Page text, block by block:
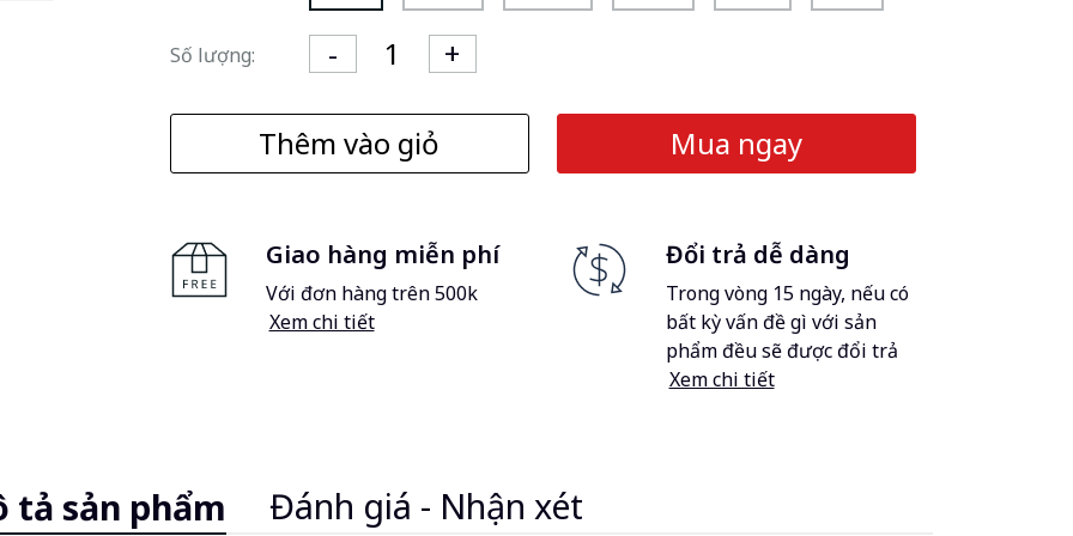
Số lượng:
Thêm vào giỏ Mua ngay
Giao hàng miễn phí
Với đơn hàng trên 500k
Xem chi tiết
Đổi trả dễ dàng
Trong vòng 15 ngày, nếu có
bất kỳ vấn đề gì với sản
phẩm đều sẽ được đổi trả
Xem chi tiết
tả sản phẩm Đánh giá - Nhận xét